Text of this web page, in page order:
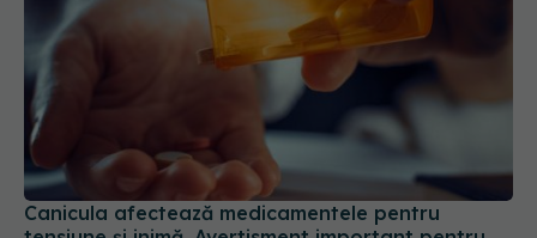
Canicula afectează medicamentele pentru